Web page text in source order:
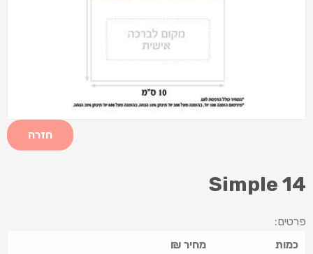
חזרה
Simple 14
פרטים:
כמות
מחיר ₪